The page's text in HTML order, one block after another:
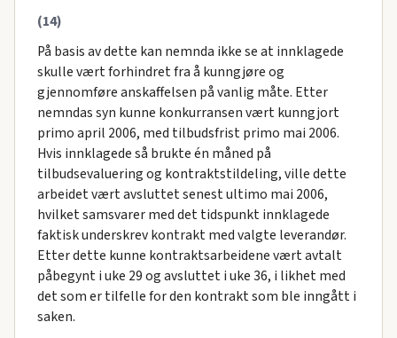
(14)
På basis av dette kan nemnda ikke se at innklagede
skulle vært forhindret fra å kunngjøre og
gjennomføre anskaffelsen på vanlig måte. Etter
nemndas syn kunne konkurransen vært kunngjort
primo april 2006, med tilbudsfrist primo mai 2006.
Hvis innklagede så brukte én måned på
tilbudsevaluering og kontraktstildeling, ville dette
arbeidet vært avsluttet senest ultimo mai 2006,
hvilket samsvarer med det tidspunkt innklagede
faktisk underskrev kontrakt med valgte leverandør.
Etter dette kunne kontraktsarbeidene vært avtalt
påbegynt i uke 29 og avsluttet i uke 36, i likhet med
det som er tilfelle for den kontrakt som ble inngått i
saken.